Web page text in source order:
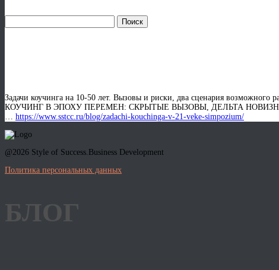
Задачи коучинга на 10-50 лет. Вызовы и риски, два сценария возможного
КОУЧИНГ В ЭПОХУ ПЕРЕМЕН: СКРЫТЫЕ ВЫЗОВЫ, ДЕЛЬТА НОВИЗНЫ И
… https://www.sstcc.ru/blog/zadachi-kouchinga-v-21-veke-simpozium/
@2026 Style of Success.Business Development
Политика персональных данных
БЛОГ